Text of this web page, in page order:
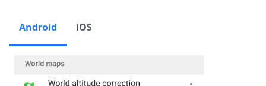
Android iOS